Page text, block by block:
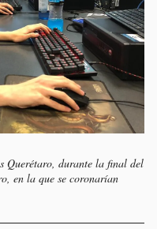
Querétaro, durante la final del
en la que se coronarían